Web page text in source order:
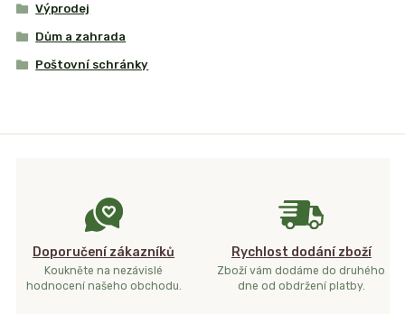
Výprodej
Dům a zahrada
Poštovní schránky
Doporučení zákazníků
Koukněte na nezávislé
hodnocení našeho obchodu.
Rychlost dodání zboží
Zboží vám dodáme do druhého
dne od obdržení platby.